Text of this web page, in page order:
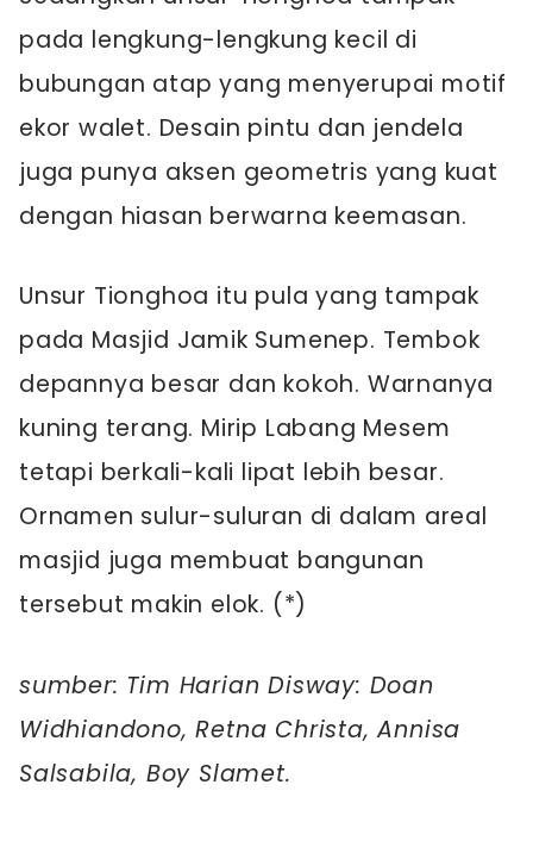
pada lengkung-lengkung kecil di
bubungan atap yang menyerupai motif
ekor walet. Desain pintu dan jendela
juga punya aksen geometris yang kuat
dengan hiasan berwarna keemasan.
Unsur Tionghoa itu pula yang tampak
pada Masjid Jamik Sumenep. Tembok
depannya besar dan kokoh. Warnanya
kuning terang. Mirip Labang Mesem
tetapi berkali-kali lipat lebih besar.
Ornamen sulur-suluran di dalam areal
masjid juga membuat bangunan
tersebut makin elok. (*)
sumber: Tim Harian Disway: Doan
Widhiandono, Retna Christa, Annisa
Salsabila, Boy Slamet.